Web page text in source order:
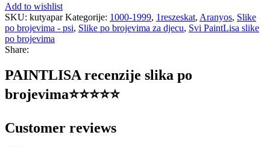
Add to wishlist
SKU: kutyaparKategorije: 1000-1999, 1reszeskat, Aranyos, Slike
po brojevima - psi, Slike po brojevima za djecu, Svi PaintLisa slike
po brojevima
Share:
PAINTLISA recenzije slika po
brojevima⭐️⭐️⭐️⭐️⭐️
Customer reviews